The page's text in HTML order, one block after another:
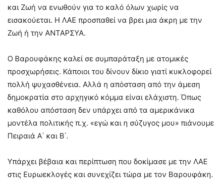
και Ζωή να ενωθούν για το καλό όλων χωρίς να
εισακούεται. Η ΛΑΕ προσπαθεί να βρει μια άκρη με την
Ζωή ή την ΑΝΤΑΡΣΥΑ.
Ο Βαρουφάκης καλεί σε συμπαράταξη με ατομικές
προσχωρήσεις. Κάποιοι του δίνουν δίκιο γιατί κυκλοφορεί
πολλή ψυχασθένεια. Αλλά η απόσταση από την άμεση
δημοκρατία στο αρχηγικό κόμμα είναι ελάχιστη. Όπως
καθόλου απόσταση δεν υπάρχει από τα αμερικάνικα
μοντέλα πολιτικής π.χ. «εγώ και η σύζυγος μου» πιάνουμε
Πειραιά Α΄ και Β΄.
Υπάρχει βέβαια και περίπτωση που δοκίμασε με την ΛΑΕ
στις Ευρωεκλογές και συνεχίζει τώρα με τον Βαρουφάκη.